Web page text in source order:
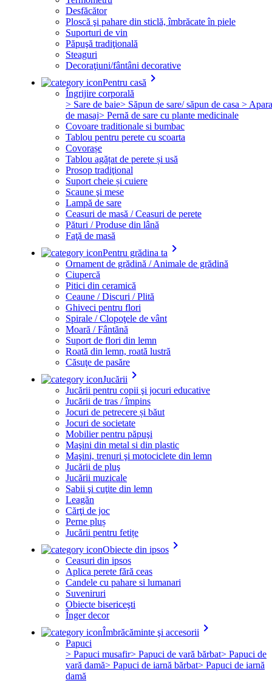
Desfăcător
Ploscă şi pahare din sticlă, îmbrăcate în piele
Suporturi de vin
Păpuşă tradiţională
Steaguri
Decoraţiuni/fântâni decorative
Pentru casă keyboard_arrow_right
Îngrijire corporală
> Sare de baie> Săpun de sare/ săpun de casa >
de masaj> Pernă de sare cu plante medicinale
Covoare traditionale si bumbac
Tablou pentru perete cu scoarta
Covorașe
Tablou agățat de perete și usă
Prosop tradiţional
Suport cheie și cuiere
Scaune şi mese
Lampă de sare
Ceasuri de masă / Ceasuri de perete
Pături / Produse din lână
Faţă de masă
Pentru grădina ta keyboard_arrow_right
Ornament de grădină / Animale de grădină
Ciupercă
Pitici din ceramică
Ceaune / Discuri / Plită
Ghiveci pentru flori
Spirale / Clopoţele de vânt
Moară / Fântănă
Suport de flori din lemn
Roată din lemn, roată lustră
Căsuţe de pasăre
Jucării keyboard_arrow_right
Jucării pentru copii şi jocuri educative
Jucării de tras / împins
Jocuri de petrecere și băut
Jocuri de societate
Mobilier pentru păpuşi
Maşini din metal si din plastic
Maşini, trenuri şi motociclete din lemn
Jucării de pluş
Jucării muzicale
Sabii şi cuţite din lemn
Leagăn
Cărţi de joc
Perne pluș
Jucării pentru fetițe
Obiecte din ipsos keyboard_arrow_right
Ceasuri din ipsos
Aplica perete fără ceas
Candele cu pahare si lumanari
Suveniruri
Obiecte bisericeşti
Înger decor
Îmbrăcăminte şi accesorii keyboard_arrow_right
Papuci
> Papuci musafir> Papuci de vară bărbat> Papuci de
vară damă> Papuci de iarnă bărbat> Papuci de iarnă
damă